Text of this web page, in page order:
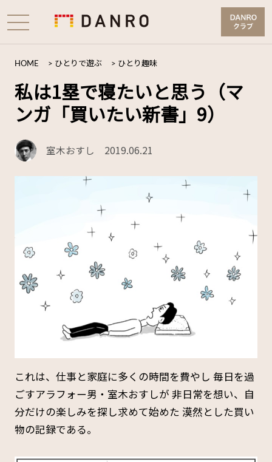
HOME > ひとりで遊ぶ > ひとり趣味
私は1塁で寝たいと思う（マ
ンガ「買いたい新書」9）
室木おすし 2019.06.21
これは、仕事と家庭に多くの時間を費やし 毎日を過
ごすアラフォー男・室木おすしが 非日常を想い、自
分だけの楽しみを探し求めて始めた 漠然とした買い
物の記録である。